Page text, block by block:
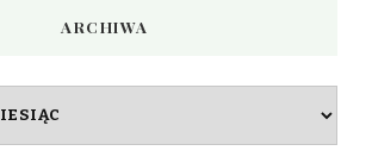
ARCHIWA